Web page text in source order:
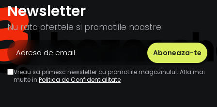
Newsletter
Nu rata ofertele si promotiile noastre
Vreau sa primesc newsletter cu promotiile magazinului. Afla mai
multe in Politica de Confidentialitate